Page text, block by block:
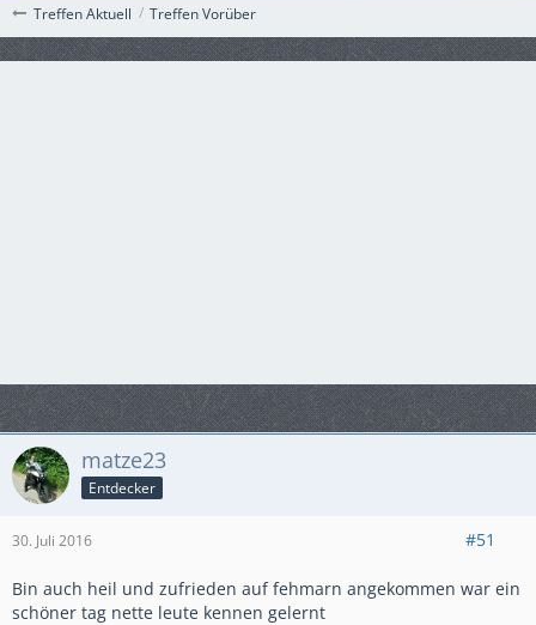
Treffen Aktuell Treffen Vorüber
matze23
Entdecker
30. Juli 2016 #51
Bin auch heil und zufrieden auf fehmarn angekommen war ein
schöner tag nette leute kennen gelernt